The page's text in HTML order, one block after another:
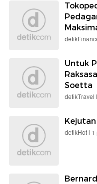
Untuk
Soetta
detikTravel |
detikHot | 1